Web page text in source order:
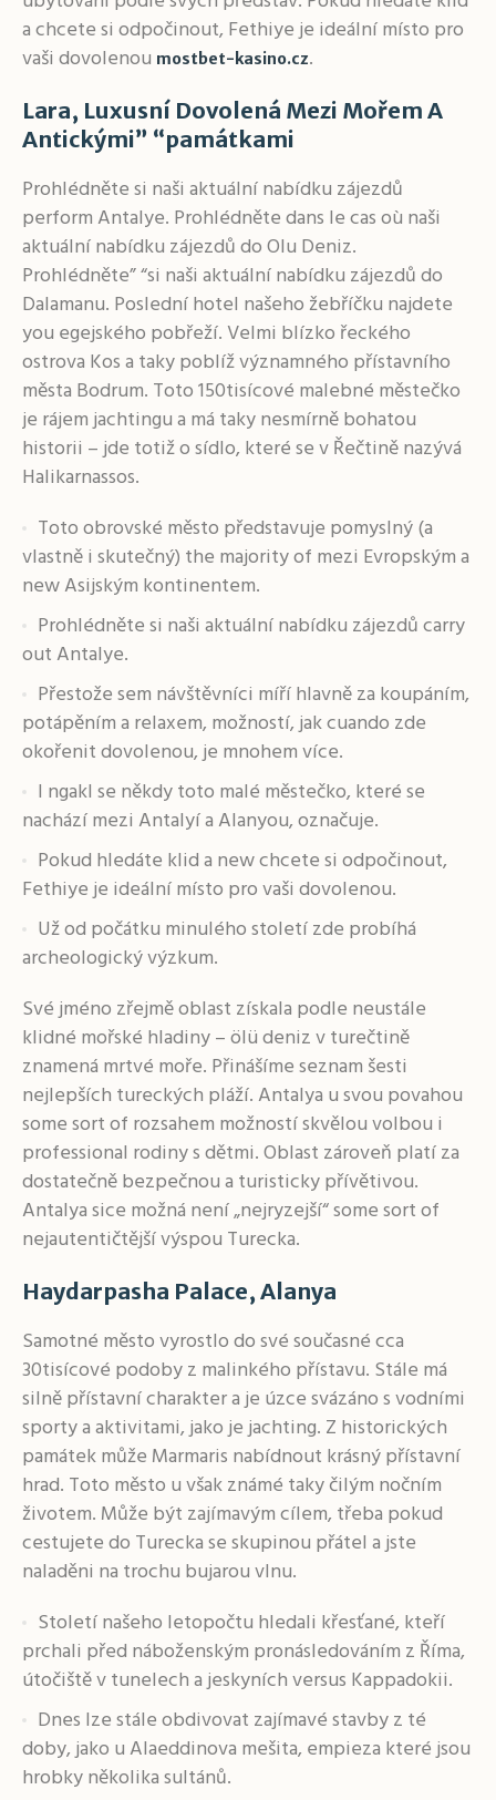
a chcete si odpočinout, Fethiye je ideální místo pro
vaši dovolenou mostbet-kasino.cz.
Lara, Luxusní Dovolená Mezi Mořem A
Antickými” “památkami
Prohlédněte si naši aktuální nabídku zájezdů
perform Antalye. Prohlédněte dans le cas où naši
aktuální nabídku zájezdů do Olu Deniz.
Prohlédněte” “si naši aktuální nabídku zájezdů do
Dalamanu. Poslední hotel našeho žebříčku najdete
you egejského pobřeží. Velmi blízko řeckého
ostrova Kos a taky poblíž významného přístavního
města Bodrum. Toto 150tisícové malebné městečko
je rájem jachtingu a má taky nesmírně bohatou
historii – jde totiž o sídlo, které se v Řečtině nazývá
Halikarnassos.
Toto obrovské město představuje pomyslný (a
vlastně i skutečný) the majority of mezi Evropským a
new Asijským kontinentem.
Prohlédněte si naši aktuální nabídku zájezdů carry
out Antalye.
Přestože sem návštěvníci míří hlavně za koupáním,
potápěním a relaxem, možností, jak cuando zde
okořenit dovolenou, je mnohem více.
I ngakl se někdy toto malé městečko, které se
nachází mezi Antalyí a Alanyou, označuje.
Pokud hledáte klid a new chcete si odpočinout,
Fethiye je ideální místo pro vaši dovolenou.
Už od počátku minulého století zde probíhá
archeologický výzkum.
Své jméno zřejmě oblast získala podle neustále
klidné mořské hladiny – ölü deniz v turečtině
znamená mrtvé moře. Přinášíme seznam šesti
nejlepších tureckých pláží. Antalya u svou povahou
some sort of rozsahem možností skvělou volbou i
professional rodiny s dětmi. Oblast zároveň platí za
dostatečně bezpečnou a turisticky přívětivou.
Antalya sice možná není „nejryzejší“ some sort of
nejautentičtější výspou Turecka.
Haydarpasha Palace, Alanya
Samotné město vyrostlo do své současné cca
30tisícové podoby z malinkého přístavu. Stále má
silně přístavní charakter a je úzce svázáno s vodními
sporty a aktivitami, jako je jachting. Z historických
památek může Marmaris nabídnout krásný přístavní
hrad. Toto město u však známé taky čilým nočním
životem. Může být zajímavým cílem, třeba pokud
cestujete do Turecka se skupinou přátel a jste
naladěni na trochu bujarou vlnu.
Století našeho letopočtu hledali křesťané, kteří
prchali před náboženským pronásledováním z Říma,
útočiště v tunelech a jeskyních versus Kappadokii.
Dnes lze stále obdivovat zajímavé stavby z té
doby, jako u Alaeddinova mešita, empieza které jsou
hrobky několika sultánů.